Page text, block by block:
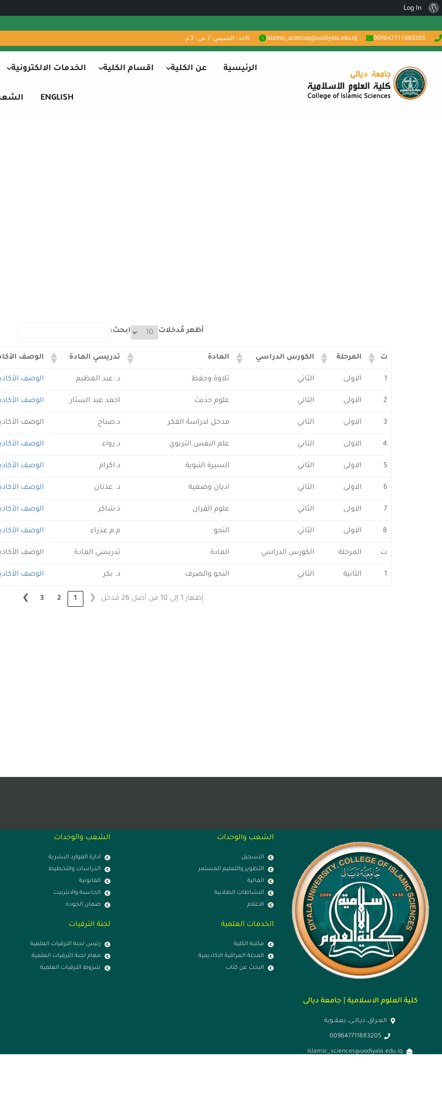
Log In
009647711883205
islamic_sciences@uodiyala.edu.iq الاحد - الخميس: 7 ص - 3 م
الرئيسية عن الكلية اقسام الكلية الخدمات الالكترونية
ENGLISH
أظهر مُدخلات ابحث:
ت المرحلة الكورس الدراسي المادة تدريسي المادة الوصف
1 الاولى الثاني تلاوة وحفظ د. عبد العظيم الوصف
2 الاولى الثاني علوم حديث احمد عبد الستار الوصف
3 الاولى الثاني مدخل لدراسة الفكر د.صباح الوصف
4 الاولى الثاني علم النفس التربوي د.رواء الوصف
5 الاولى الثاني السيرة النبوية د.اكرام الوصف
6 الاولى الثاني اديان وضعية د. عدنان الوصف
7 الاولى الثاني علوم القران د.شاكر الوصف
8 الاولى الثاني النحو م.م عذراء الوصف
ت المرحلة الكورس الدراسي المادة تدريسي المادة الوصف
1 الثانية الثاني النحو والصرف د. بكر الوصف
إظهار 1 إلى 10 من أصل 26 مُدخل ❮
1
2
3
❯
كلية العلوم الاسلامية | جامعة ديالى
العـراق، ديـالــى، بعقــوبة
009647711883205
islamic_sciences@uodiyala.edu.iq
الشعب والوحدات
التسجيل
التطوير والتعليم المستمر
المالية
النشاطات الطلابية
الاعلام
الخدمات العلمية
مكتبة الكلية
المجلة العراقية الاكاديمية
البحث عن كتاب
الشعب والوحدات
ادارة الموارد البشرية
الدراسات والتخطيط
القانونية
الحاسبة والانترنيت
ضمان الجودة
لجنة الترقيات
رئيس لجنة الترقيات العلمية
مهام لجنة الترقيات العلمية
شروط الترقيات العلمية